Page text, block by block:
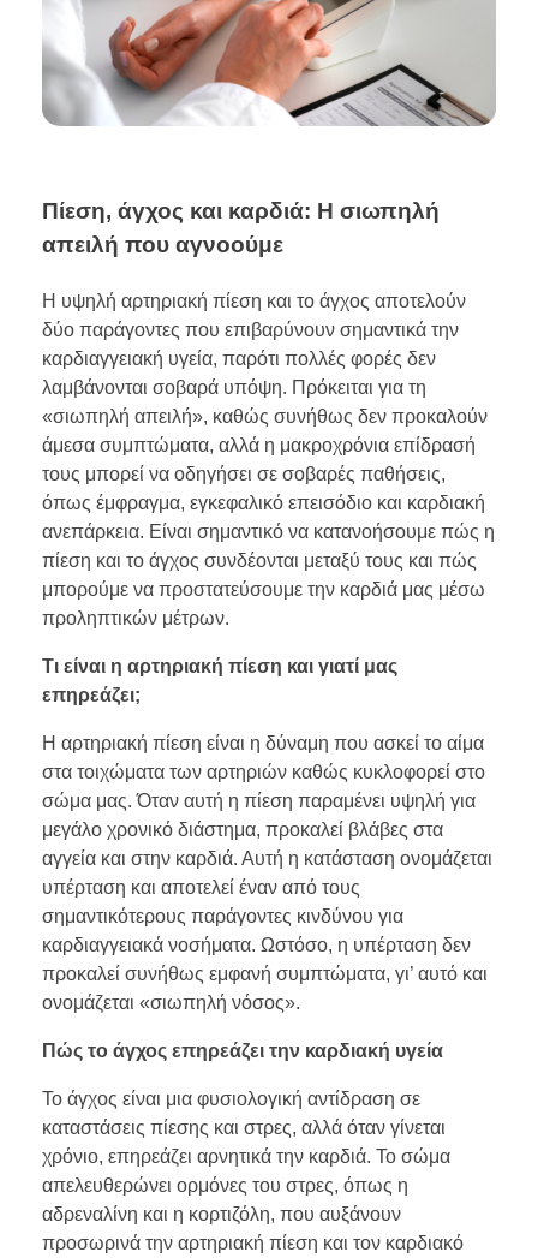
Πίεση, άγχος και καρδιά: Η σιωπηλή
απειλή που αγνοούμε
Η υψηλή αρτηριακή πίεση και το άγχος αποτελούν
δύο παράγοντες που επιβαρύνουν σημαντικά την
καρδιαγγειακή υγεία, παρότι πολλές φορές δεν
λαμβάνονται σοβαρά υπόψη. Πρόκειται για τη
«σιωπηλή απειλή», καθώς συνήθως δεν προκαλούν
άμεσα συμπτώματα, αλλά η μακροχρόνια επίδρασή
τους μπορεί να οδηγήσει σε σοβαρές παθήσεις,
όπως έμφραγμα, εγκεφαλικό επεισόδιο και καρδιακή
ανεπάρκεια. Είναι σημαντικό να κατανοήσουμε πώς η
πίεση και το άγχος συνδέονται μεταξύ τους και πώς
μπορούμε να προστατεύσουμε την καρδιά μας μέσω
προληπτικών μέτρων.
Τι είναι η αρτηριακή πίεση και γιατί μας
επηρεάζει;
Η αρτηριακή πίεση είναι η δύναμη που ασκεί το αίμα
στα τοιχώματα των αρτηριών καθώς κυκλοφορεί στο
σώμα μας. Όταν αυτή η πίεση παραμένει υψηλή για
μεγάλο χρονικό διάστημα, προκαλεί βλάβες στα
αγγεία και στην καρδιά. Αυτή η κατάσταση ονομάζεται
υπέρταση και αποτελεί έναν από τους
σημαντικότερους παράγοντες κινδύνου για
καρδιαγγειακά νοσήματα. Ωστόσο, η υπέρταση δεν
προκαλεί συνήθως εμφανή συμπτώματα, γι’ αυτό και
ονομάζεται «σιωπηλή νόσος».
Πώς το άγχος επηρεάζει την καρδιακή υγεία
Το άγχος είναι μια φυσιολογική αντίδραση σε
καταστάσεις πίεσης και στρες, αλλά όταν γίνεται
χρόνιο, επηρεάζει αρνητικά την καρδιά. Το σώμα
απελευθερώνει ορμόνες του στρες, όπως η
αδρεναλίνη και η κορτιζόλη, που αυξάνουν
προσωρινά την αρτηριακή πίεση και τον καρδιακό